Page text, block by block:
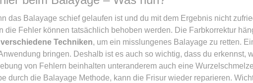
das Balayage schief gelaufen ist und du mit dem Ergebnis nicht
die Fehler können tatsächlich behoben werden. Die Farbkorrektur
verschiedene Techniken, um ein misslungenes Balayage zu retten.
bringen. Deshalb ist es auch so wichtig, dass du erkennst,
von Fehlern beinhalten unteranderem auch eine
durch die Balayage Methode, kann die Frisur wieder reparieren.